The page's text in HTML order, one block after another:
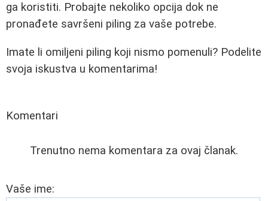
ga koristiti. Probajte nekoliko opcija dok ne
pronađete savršeni piling za vaše potrebe.
Imate li omiljeni piling koji nismo pomenuli? Podelite
svoja iskustva u komentarima!
Komentari
Trenutno nema komentara za ovaj članak.
Vaše ime: